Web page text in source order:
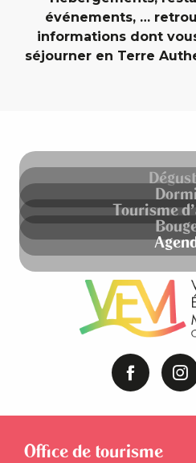
événements, …
informations dont
séjourner en Terre
Tourisme
Office de tourisme